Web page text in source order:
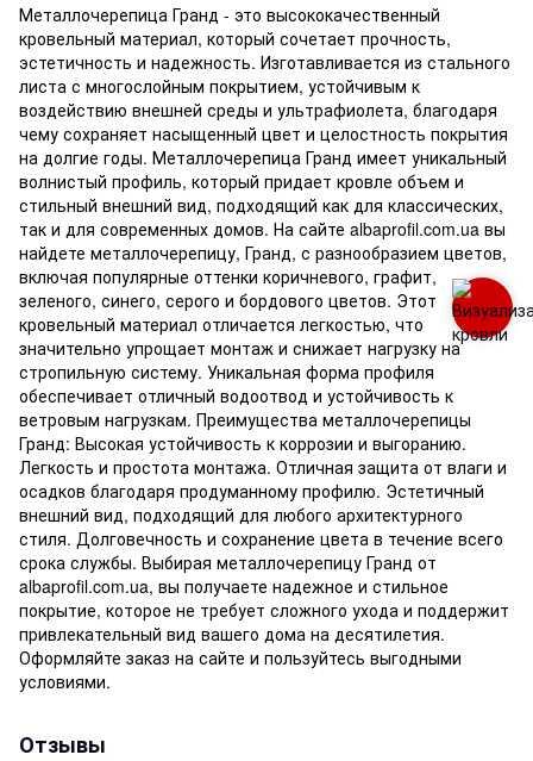
Металлочерепица Гранд - это высококачественный
кровельный материал, который сочетает прочность,
эстетичность и надежность. Изготавливается из стального
листа с многослойным покрытием, устойчивым к
воздействию внешней среды и ультрафиолета, благодаря
чему сохраняет насыщенный цвет и целостность покрытия
на долгие годы. Металлочерепица Гранд имеет уникальный
волнистый профиль, который придает кровле объем и
стильный внешний вид, подходящий как для классических,
так и для современных домов. На сайте albaprofil.com.ua вы
найдете металлочерепицу, Гранд, с разнообразием цветов,
включая популярные оттенки коричневого, графит,
зеленого, синего, серого и бордового цветов. Этот
кровельный материал отличается легкостью, что
значительно упрощает монтаж и снижает нагрузку на
стропильную систему. Уникальная форма профиля
обеспечивает отличный водоотвод и устойчивость к
ветровым нагрузкам. Преимущества металлочерепицы
Гранд: Высокая устойчивость к коррозии и выгоранию.
Легкость и простота монтажа. Отличная защита от влаги и
осадков благодаря продуманному профилю. Эстетичный
внешний вид, подходящий для любого архитектурного
стиля. Долговечность и сохранение цвета в течение всего
срока службы. Выбирая металлочерепицу Гранд от
albaprofil.com.ua, вы получаете надежное и стильное
покрытие, которое не требует сложного ухода и поддержит
привлекательный вид вашего дома на десятилетия.
Оформляйте заказ на сайте и пользуйтесь выгодными
условиями.
Отзывы